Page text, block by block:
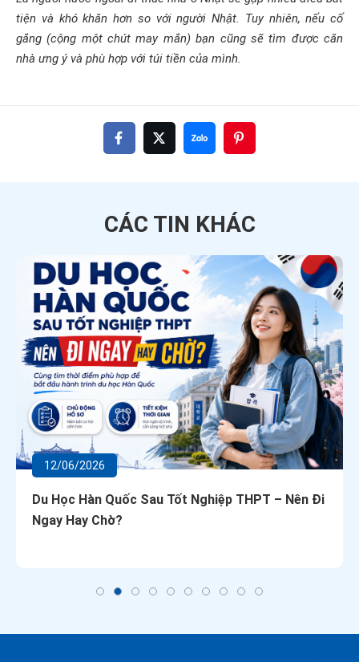
tiện và khó khăn hơn so với người Nhật. Tuy nhiên, nếu cố
gắng (cộng một chút may mắn) bạn cũng sẽ tìm được căn
nhà ưng ý và phù hợp với túi tiền của mình.
CÁC TIN KHÁC
12/06/2026
Du Học Hàn Quốc Sau Tốt Nghiệp THPT – Nên Đi
Ngay Hay Chờ?